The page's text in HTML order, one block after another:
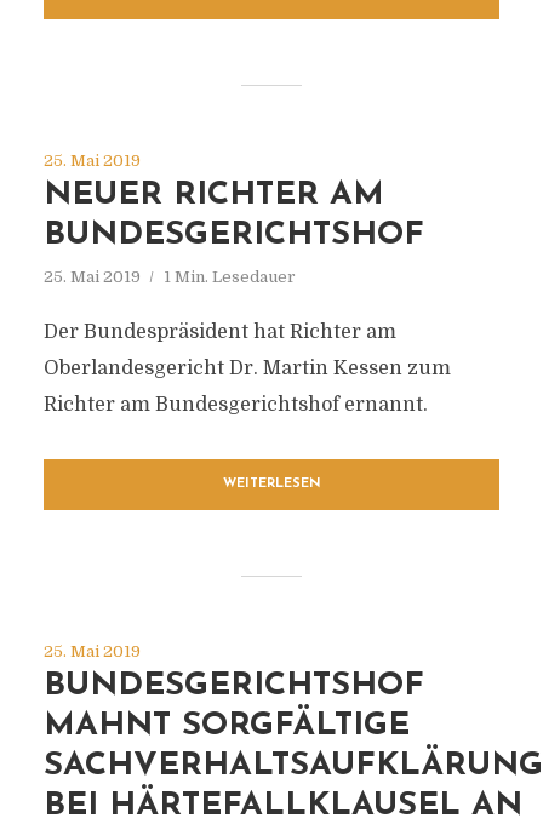
25. Mai 2019
NEUER RICHTER AM
BUNDESGERICHTSHOF
25. Mai 2019 1 Min. Lesedauer
Der Bundespräsident hat Richter am
Oberlandesgericht Dr. Martin Kessen zum
Richter am Bundesgerichtshof ernannt.
WEITERLESEN
25. Mai 2019
BUNDESGERICHTSHOF
MAHNT SORGFÄLTIGE
SACHVERHALTSAUFKLÄRUNG
BEI HÄRTEFALLKLAUSEL AN